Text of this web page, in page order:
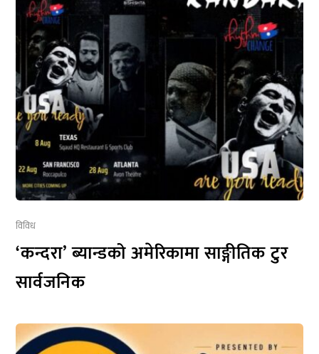
विविध
‘कन्दरा’ ब्यान्डको अमेरिकामा साङ्गीतिक टुर
सार्वजनिक